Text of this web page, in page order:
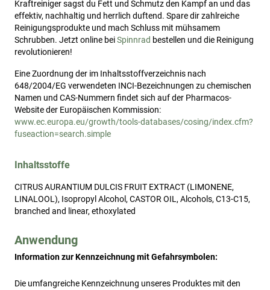
Kraftreiniger sagst du Fett und Schmutz den Kampf an und das
effektiv, nachhaltig und herrlich duftend. Spare dir zahlreiche
Reinigungsprodukte und mach Schluss mit mühsamem
Schrubben. Jetzt online beiSpinnrad bestellen und die Reinigung
revolutionieren!
Eine Zuordnung der im Inhaltsstoffverzeichnis nach
648/2004/EG verwendeten INCI-Bezeichnungen zu chemischen
Namen und CAS-Nummern findet sich auf der Pharmacos-
Website der Europäischen Kommission:
www.ec.europa.eu/growth/tools-databases/cosing/index.cfm?
fuseaction=search.simple
Inhaltsstoffe
CITRUS AURANTIUM DULCIS FRUIT EXTRACT (LIMONENE,
LINALOOL), Isopropyl Alcohol, CASTOR OIL, Alcohols, C13-C15,
branched and linear, ethoxylated
Anwendung
Information zur Kennzeichnung mit Gefahrsymbolen:
Die umfangreiche Kennzeichnung unseres Produktes mit den